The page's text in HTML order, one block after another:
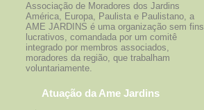
Associação de Moradores dos Jardins
América, Europa, Paulista e Paulistano, a
AME JARDINS é uma organização sem fins
lucrativos, comandada por um comitê
integrado por membros associados,
moradores da região, que trabalham
voluntariamente.
Atuação da Ame Jardins